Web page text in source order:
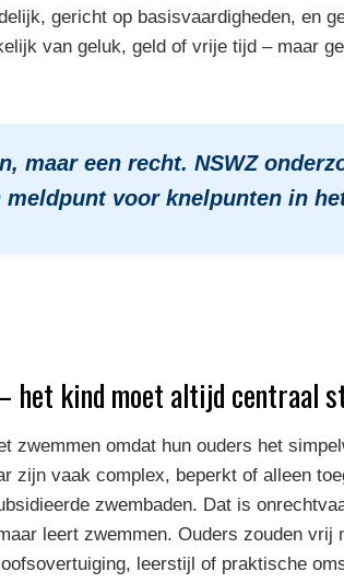
gericht op basisvaardigheden, en
van geluk, geld of vrije tijd – maar
maar een recht. NSWZ
voor knelpunten in
het kind moet altijd centraal
zwemmen omdat hun ouders het
zijn vaak complex, beperkt of alleen
zwembaden. Dat is
leert zwemmen. Ouders zouden vrij
leerstijl of praktische